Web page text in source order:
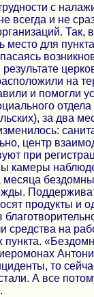
с
всегда и не
Так,
место для
на
и помогли
отдела
за два
центр
при
камеры
месяца
продукты и
средства на
то
А все